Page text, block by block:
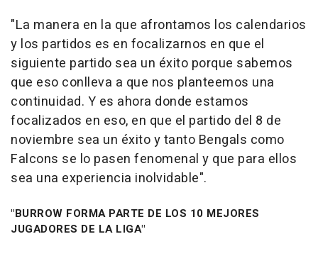
"La manera en la que afrontamos los calendarios
y los partidos es en focalizarnos en que el
siguiente partido sea un éxito porque sabemos
que eso conlleva a que nos planteemos una
continuidad. Y es ahora donde estamos
focalizados en eso, en que el partido del 8 de
noviembre sea un éxito y tanto Bengals como
Falcons se lo pasen fenomenal y que para ellos
sea una experiencia inolvidable".
"BURROW FORMA PARTE DE LOS 10 MEJORES
JUGADORES DE LA LIGA"